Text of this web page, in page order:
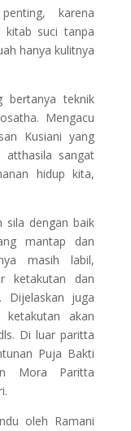
karena
kitab suci tanpa
hanya kulitnya
bertanya teknik
Mengacu
Kusiani yang
atthasila sangat
hidup kita,
sila dengan baik
mantap dan
masih labil,
ketakutan dan
Dijelaskan juga
ketakutan akan
Di luar paritta
Puja Bakti
Mora Paritta
oleh Ramani